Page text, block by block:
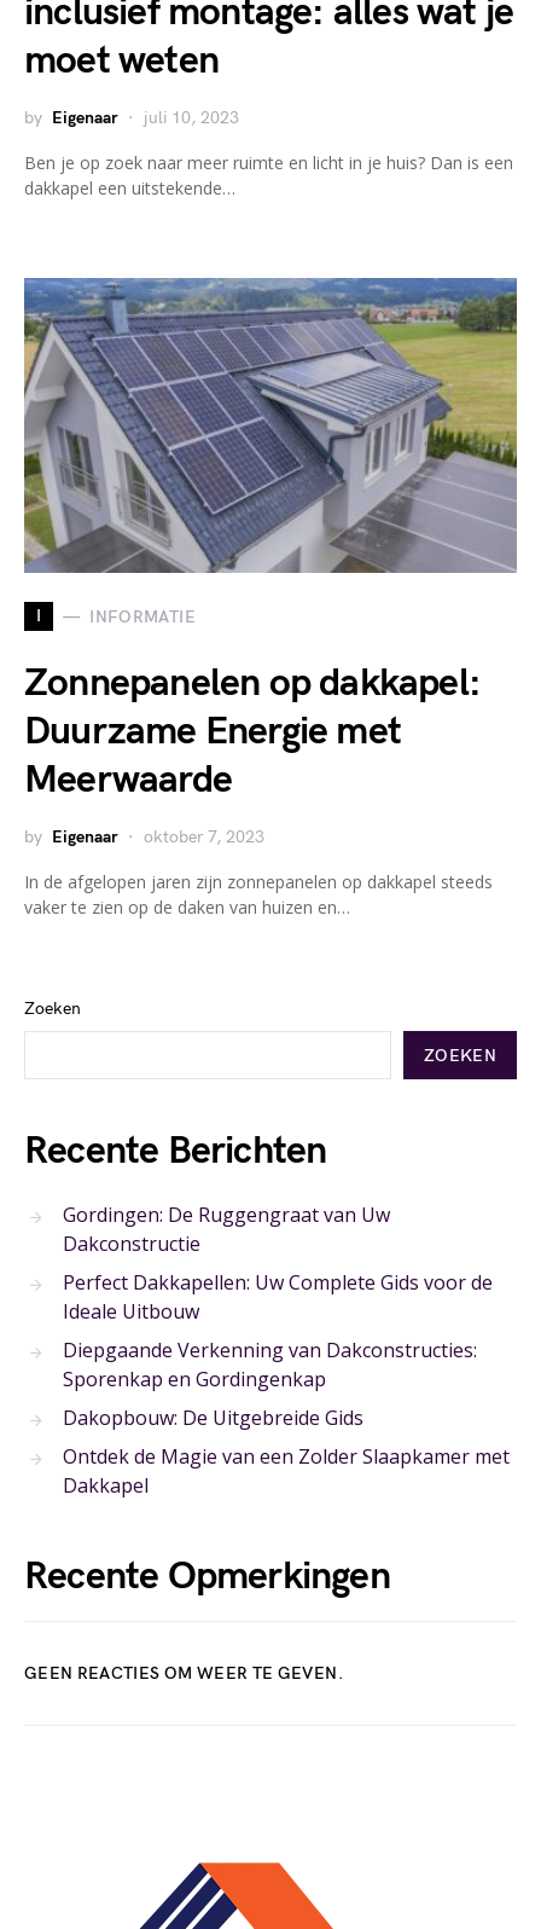
inclusief montage: alles wat je
moet weten
by Eigenaar juli 10, 2023
Ben je op zoek naar meer ruimte en licht in je huis? Dan is een
dakkapel een uitstekende…
I INFORMATIE
Zonnepanelen op dakkapel:
Duurzame Energie met
Meerwaarde
by Eigenaar oktober 7, 2023
In de afgelopen jaren zijn zonnepanelen op dakkapel steeds
vaker te zien op de daken van huizen en…
Zoeken
ZOEKEN
Recente Berichten
Gordingen: De Ruggengraat van Uw
Dakconstructie
Perfect Dakkapellen: Uw Complete Gids voor de
Ideale Uitbouw
Diepgaande Verkenning van Dakconstructies:
Sporenkap en Gordingenkap
Dakopbouw: De Uitgebreide Gids
Ontdek de Magie van een Zolder Slaapkamer met
Dakkapel
Recente Opmerkingen
GEEN REACTIES OM WEER TE GEVEN.